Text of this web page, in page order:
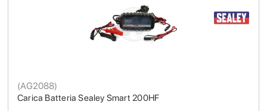
Carica Batteria Sealey Smart 200HF
(AG2088)